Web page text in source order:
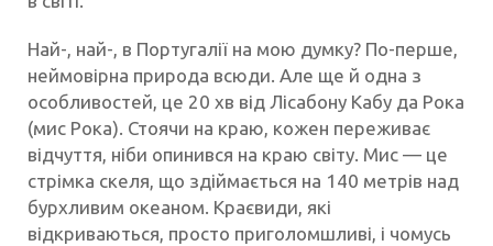
Най-, най-, в Португалії на мою думку? По-перше,
неймовірна природа всюди. Але ще й одна з
особливостей, це 20 хв від Лісабону Кабу да Рока
(мис Рока). Стоячи на краю, кожен переживає
відчуття, ніби опинився на краю світу. Мис — це
стрімка скеля, що здіймається на 140 метрів над
бурхливим океаном. Краєвиди, які
відкриваються, просто приголомшливі, і чомусь